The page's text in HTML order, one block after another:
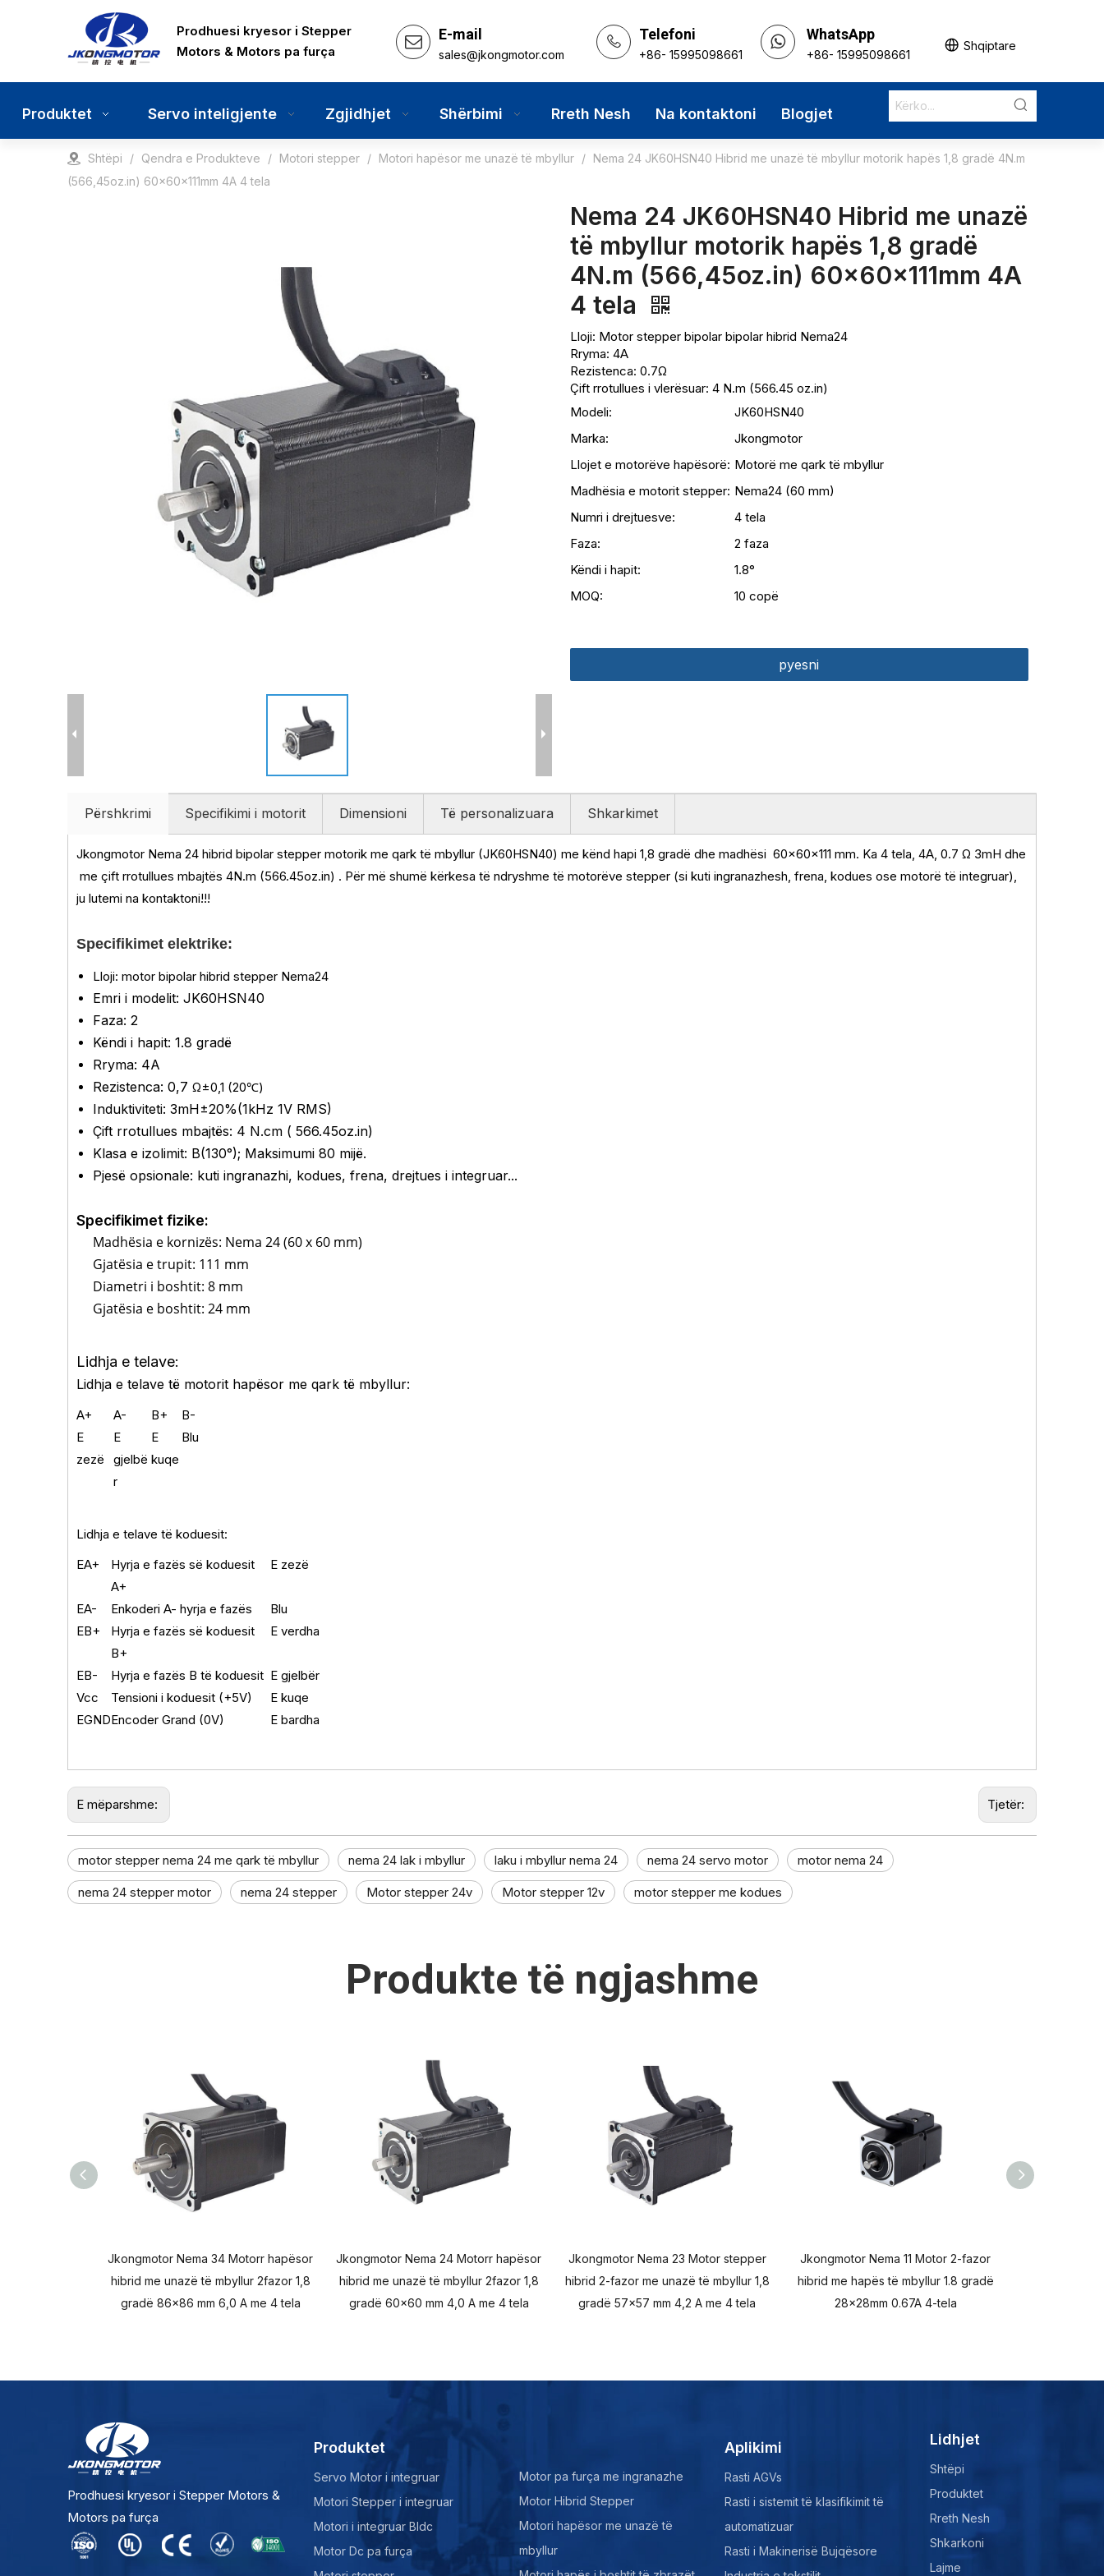
Prodhuesi kryesor i Stepper
Motors & Motors pa furça
E-mail
sales@jkongmotor.com
Telefoni
+86- 15995098661
WhatsApp
+86- 15995098661
Shqiptare
Produktet Servo inteligjente Zgjidhjet Shërbimi Rreth Nesh Na kontaktoni Blogjet
Shtëpi / Qendra e Produkteve / Motori stepper / Motori hapësor me unazë të mbyllur / Nema 24 JK60HSN40 Hibrid me unazë të mbyllur motorik hapës 1,8 gradë 4N.m
(566,45oz.in) 60x60x111mm 4A 4 tela
Nema 24 JK60HSN40 Hibrid me unazë
të mbyllur motorik hapës 1,8 gradë
4N.m (566,45oz.in) 60x60x111mm 4A
4 tela
Lloji: Motor stepper bipolar bipolar hibrid Nema24
Rryma: 4A
Rezistenca: 0.7Ω
Çift rrotullues i vlerësuar: 4 N.m (566.45 oz.in)
Modeli:
JK60HSN40
Marka:
Jkongmotor
Llojet e motorëve hapësorë: Motorë me qark të mbyllur
Madhësia e motorit stepper: Nema24 (60 mm)
Numri i drejtuesve:
4 tela
Faza:
2 faza
Këndi i hapit:
1.8°
MOQ:
10 copë
pyesni
Përshkrimi Specifikimi i motorit Dimensioni Të personalizuara Shkarkimet
Jkongmotor Nema 24 hibrid bipolar stepper motorik me qark të mbyllur (JK60HSN40) me kënd hapi 1,8 gradë dhe madhësi 60x60x111 mm. Ka 4 tela, 4A, 0.7 Ω 3mH dhe
me çift rrotullues mbajtës 4N.m (566.45oz.in) . Për më shumë kërkesa të ndryshme të motorëve stepper (si kuti ingranazhesh, frena, kodues ose motorë të integruar),
ju lutemi na kontaktoni!!!
Specifikimet elektrike:
Lloji: motor bipolar hibrid stepper Nema24
Emri i modelit: JK60HSN40
Faza: 2
Këndi i hapit: 1.8 gradë
Rryma: 4A
Rezistenca: 0,7 Ω±0,1 (20℃)
Induktiviteti: 3mH±20%(1kHz 1V RMS)
Çift rrotullues mbajtës: 4 N.cm ( 566.45oz.in)
Klasa e izolimit: B(130°); Maksimumi 80 mijë.
Pjesë opsionale: kuti ingranazhi, kodues, frena, drejtues i integruar...
Specifikimet fizike:
Madhësia e kornizës: Nema 24 (60 x 60 mm)
Gjatësia e trupit: 111 mm
Diametri i boshtit: 8 mm
Gjatësia e boshtit: 24 mm
Lidhja e telave:
Lidhja e telave të motorit hapësor me qark të mbyllur:
A+ A- B+
B-
E
zezë
E
gjelbë
r
E
kuqe
Blu
Lidhja e telave të koduesit:
EA+
Hyrja e fazës së koduesit
A+
E zezë
EA- Enkoderi A- hyrja e fazës
Blu
EB+
Hyrja e fazës së koduesit
B+
E verdha
EB- Hyrja e fazës B të koduesit E gjelbër
Vcc
Tensioni i koduesit (+5V)
E kuqe
EGNDEncoder Grand (0V) E bardha
E mëparshme: Tjetër:
motor stepper nema 24 me qark të mbyllur nema 24 lak i mbyllur laku i mbyllur nema 24 nema 24 servo motor motor nema 24
nema 24 stepper motor nema 24 stepper Motor stepper 24v Motor stepper 12v motor stepper me kodues
Produkte të ngjashme
Jkongmotor Nema 34 Motorr hapësor
hibrid me unazë të mbyllur 2fazor 1,8
gradë 86x86 mm 6,0 A me 4 tela
Jkongmotor Nema 24 Motorr hapësor
hibrid me unazë të mbyllur 2fazor 1,8
gradë 60x60 mm 4,0 A me 4 tela
Jkongmotor Nema 23 Motor stepper
hibrid 2-fazor me unazë të mbyllur 1,8
gradë 57x57 mm 4,2 A me 4 tela
Jkongmotor Nema 11 Motor 2-fazor
hibrid me hapës të mbyllur 1.8 gradë
28x28mm 0.67A 4-tela
Prodhuesi kryesor i Stepper Motors &
Motors pa furça
Produktet
Servo Motor i integruar
Motori Stepper i integruar
Motori i integruar Bldc
Motor Dc pa furça
Motor pa furça me ingranazhe
Motor Hibrid Stepper
Motori hapësor me unazë të
mbyllur
Aplikimi
Rasti AGVs
Rasti i sistemit të klasifikimit të
automatizuar
Rasti i Makinerisë Bujqësore
Lidhjet
Shtëpi
Produktet
Rreth Nesh
Shkarkoni
Lajme